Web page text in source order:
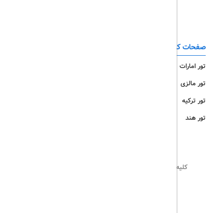
صفحات کاربردی
تور امارات
تور مالزی
تور ترکیه
تور هند
کلیه حقوق این سایت محفوظ و متعلق به